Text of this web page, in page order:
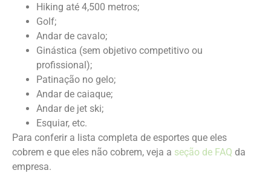
Hiking até 4,500 metros;
Golf;
Andar de cavalo;
Ginástica (sem objetivo competitivo ou
profissional);
Patinação no gelo;
Andar de caiaque;
Andar de jet ski;
Esquiar, etc.
Para conferir a lista completa de esportes que eles
cobrem e que eles não cobrem, veja a seção de FAQ da
empresa.